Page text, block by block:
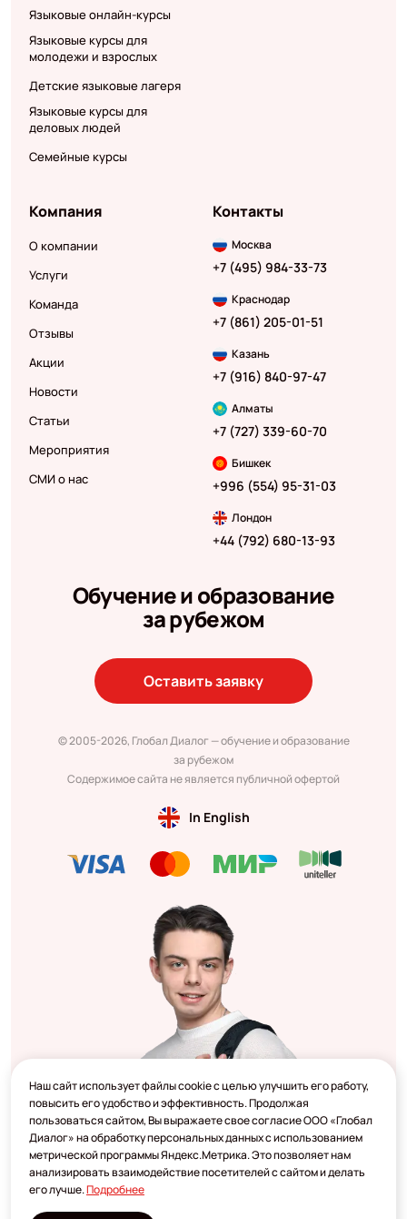
Языковые онлайн-курсы
Языковые курсы для
молодежи и взрослых
Детские языковые лагеря
Языковые курсы для
деловых людей
Семейные курсы
Компания
О компании
Услуги
Команда
Отзывы
Акции
Новости
Статьи
Мероприятия
СМИ о нас
Контакты
Москва
+7 (495) 984-33-73
Краснодар
+7 (861) 205-01-51
Казань
+7 (916) 840-97-47
Алматы
+7 (727) 339-60-70
Бишкек
+996 (554) 95-31-03
Лондон
+44 (792) 680-13-93
Обучение и образование
за рубежом
Оставить заявку
© 2005-2026, Глобал Диалог — обучение и образование
за рубежом
Содержимое сайта не является публичной офертой
In English
Наш сайт использует файлы cookie с целью улучшить его работу,
повысить его удобство и эффективность. Продолжая
пользоваться сайтом, Вы выражаете свое согласие ООО «Глобал
Диалог» на обработку персональных данных с использованием
метрической программы Яндекс.Метрика. Это позволяет нам
анализировать взаимодействие посетителей с сайтом и делать
его лучше.Подробнее